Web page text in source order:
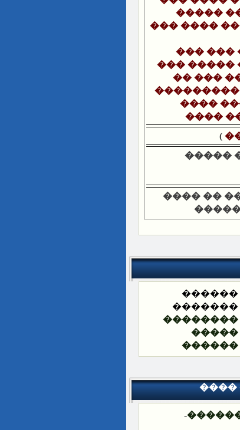
�����
��� ����
��� ���
��� �����
�� ���
����
����
)
�����
���� ��
������
�������
��������
�����
������
����
-